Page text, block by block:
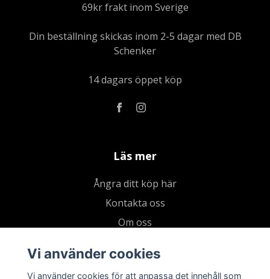
69kr frakt inom Sverige
Din beställning skickas inom 2-5 dagar med DB
Schenker
14 dagars öppet köp
Läs mer
Ångra ditt köp här
Kontakta oss
Om oss
Kundklubb
Vi använder cookies
Vi använder cookies för att anpassa det innehåll som